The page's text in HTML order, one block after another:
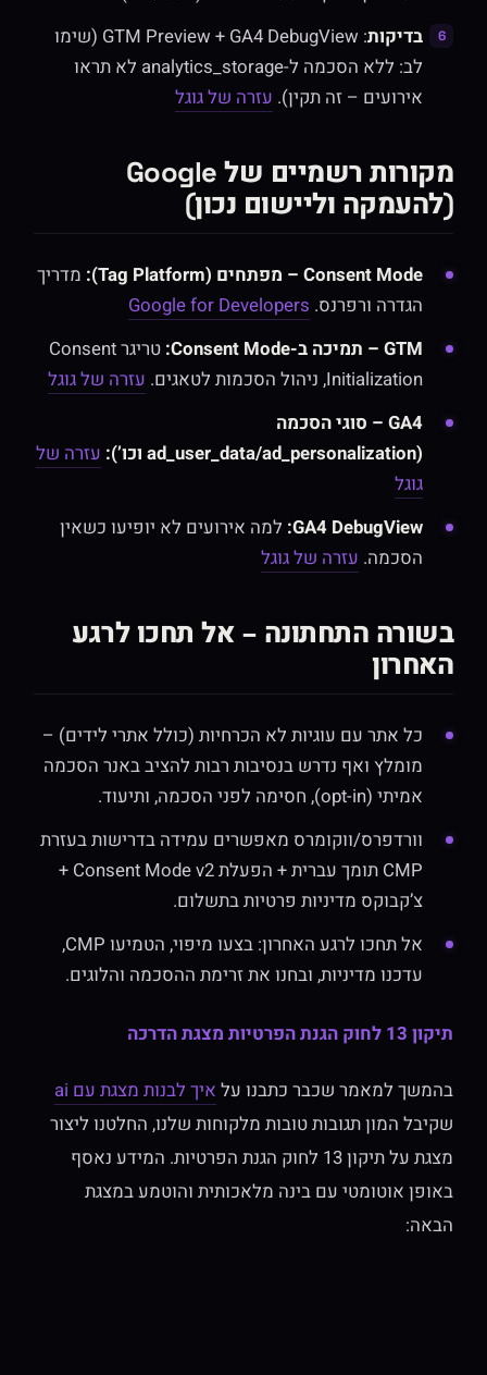
בדיקות
: GTM Preview + GA4 DebugView (שימו
לב: ללא הסכמה ל-analytics_storage לא תראו
אירועים – זה תקין). עזרה של גוגל
מקורות רשמיים של Google
(להעמקה וליישום נכון)
Consent Mode – מפתחים (Tag Platform):
מדריך
הגדרה ורפרנס. Google for Developers
GTM – תמיכה ב-Consent Mode:
טריגר Consent
Initialization, ניהול הסכמות לטאגים.
עזרה של גוגל
GA4 – סוגי הסכמה
עזרה של
גוגל
GA4 DebugView: למה אירועים לא יופיעו כשאין
הסכמה. עזרה של גוגל
בשורה התחתונה – אל תחכו לרגע
האחרון
כל אתר עם עוגיות לא הכרחיות (כולל אתרי לידים) –
מומלץ ואף נדרש בנסיבות רבות להציב באנר הסכמה
אמיתי (opt-in), חסימה לפני הסכמה, ותיעוד.
וורדפרס/ווקומרס מאפשרים עמידה בדרישות בעזרת
CMP תומך עברית + הפעלת Consent Mode v2 +
צ’קבוקס מדיניות פרטיות בתשלום.
אל תחכו לרגע האחרון: בצעו מיפוי, הטמיעו CMP,
עדכנו מדיניות, ובחנו את זרימת ההסכמה והלוגים.
תיקון 13 לחוק הגנת הפרטיות מצגת הדרכה
בהמשך למאמר שכבר כתבנו עלאיך לבנות מצגת עם ai
שקיבל המון תגובות טובות מלקוחות שלנו, החלטנו ליצור
מצגת על תיקון 13 לחוק הגנת הפרטיות. המידע נאסף
באופן אוטומטי עם בינה מלאכותית והוטמע במצגת
הבאה: